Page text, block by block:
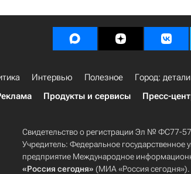
Интервью Полезное Город: детали
Продукты и сервисы Пресс-
Свидетельство о регистрации Эл № ФС77-
Учредитель: Федеральное государственное
предприятие Международное
«Россия сегодня» (МИА «Россия сегодня»).